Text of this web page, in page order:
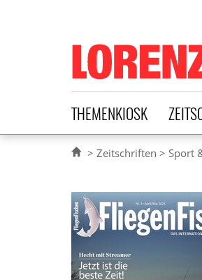
Lorenz
THEMENKIOSK
Zeitschriften Sport